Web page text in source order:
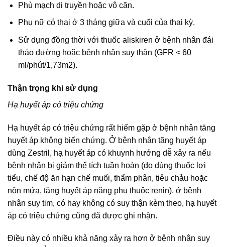
Phù mạch di truyền hoặc vô căn.
Phụ nữ có thai ở 3 tháng giữa và cuối của thai kỳ.
Sử dụng đồng thời với thuốc aliskiren ở bệnh nhân đái
tháo đường hoặc bệnh nhân suy thận (GFR < 60
ml/phút/1,73m2).
Thận trọng khi sử dụng
Hạ huyết áp có triệu chứng
Hạ huyết áp có triệu chứng rất hiếm gặp ở bệnh nhân tăng
huyết áp không biến chứng. Ở bệnh nhân tăng huyết áp
dùng Zestril, hạ huyết áp có khuynh hướng dễ xảy ra nếu
bệnh nhân bị giảm thể tích tuần hoàn (do dùng thuốc lợi
tiểu, chế độ ăn hạn chế muối, thẩm phân, tiêu chảu hoặc
nôn mửa, tăng huyết áp nặng phụ thuộc renin), ở bệnh
nhân suy tim, có hay không có suy thận kèm theo, hạ huyết
áp có triệu chứng cũng đã được ghi nhận.
Điều này có nhiều khả năng xảy ra hơn ở bệnh nhân suy